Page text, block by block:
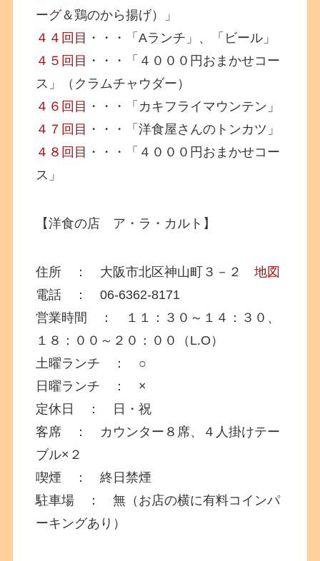
ーグ＆鶏のから揚げ）」
４４回目 ・・・「Aランチ」、「ビール」
４５回目 ・・・「４０００円おまかせコー
ス」（クラムチャウダー）
４６回目 ・・・「カキフライマウンテン」
４７回目 ・・・「洋食屋さんのトンカツ」
４８回目 ・・・「４０００円おまかせコー
ス」
【洋食の店 ア・ラ・カルト】
住所 ： 大阪市北区神山町３－２地図
電話 ： 06-6362-8171
営業時間 ： １１：３０～１４：３０、
１８：００～２０：００（L.O）
土曜ランチ ： ○
日曜ランチ ： ×
定休日 ： 日・祝
客席 ： カウンター８席、４人掛けテー
ブル×２
喫煙 ： 終日禁煙
駐車場 ： 無（お店の横に有料コインパ
ーキングあり）